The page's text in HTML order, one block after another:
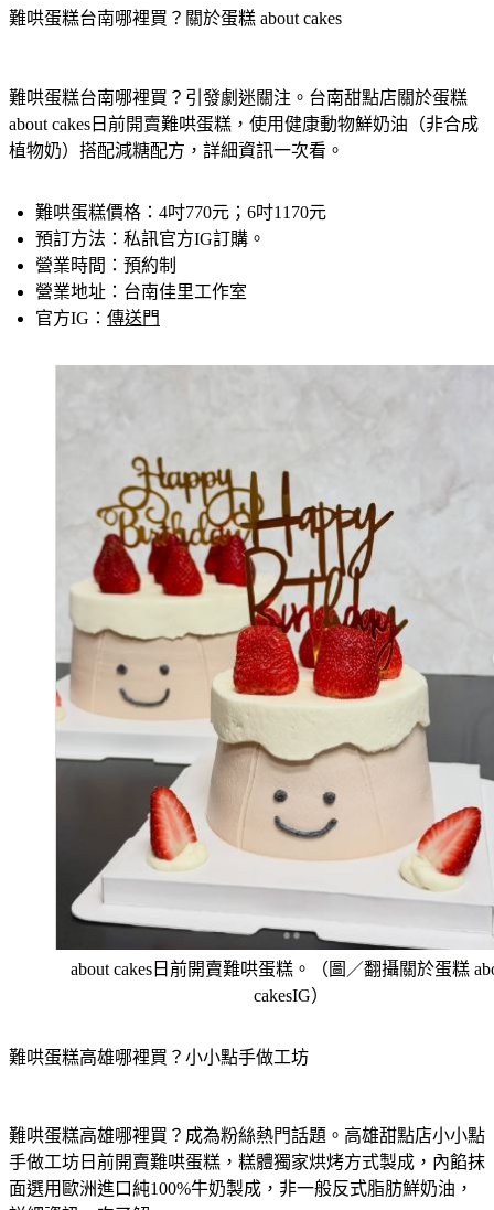
難哄蛋糕台南哪裡買？關於蛋糕 about cakes
難哄蛋糕台南哪裡買？引發劇迷關注。台南甜點店關於蛋糕
about cakes日前開賣難哄蛋糕，使用健康動物鮮奶油（非合成
植物奶）搭配減糖配方，詳細資訊一次看。
難哄蛋糕價格 ：4吋770元；6吋1170元
預訂方法 ：私訊官方IG訂購。
營業時間 ：預約制
營業地址 ：台南佳里工作室
官方IG ： 傳送門
about cakes日前開賣難哄蛋糕。（圖／翻攝關於蛋糕
cakesIG）
難哄蛋糕高雄哪裡買？小小點手做工坊
難哄蛋糕高雄哪裡買？成為粉絲熱門話題。高雄甜點店小小點
手做工坊日前開賣難哄蛋糕，糕體獨家烘烤方式製成，內餡抹
面選用歐洲進口純100%牛奶製成，非一般反式脂肪鮮奶油，